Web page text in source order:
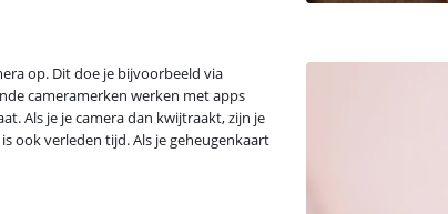
op. Dit doe je bijvoorbeeld via
cameramerken werken met apps
Als je je camera dan kwijtraakt, zijn je
ook verleden tijd. Als je geheugenkaart